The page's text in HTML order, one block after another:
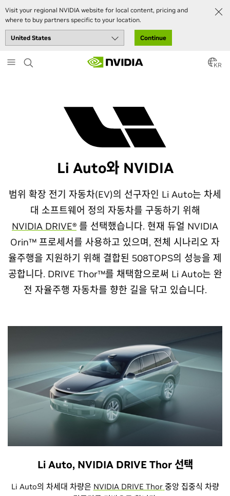
Visit your regional NVIDIA website for local content, pricing and
where to buy partners specific to your location.
Continue
to
KR
Li Auto와 NVIDIA
범위 확장 전기 자동차(EV)의 선구자인 Li Auto는 차세
대 소프트웨어 정의 자동차를 구동하기 위해
NVIDIA DRIVE® 를 선택했습니다. 현재 듀얼 NVIDIA
Orin™ 프로세서를 사용하고 있으며, 전체 시나리오 자
율주행을 지원하기 위해 결합된 508TOPS의 성능을 제
공합니다. DRIVE Thor™를 채택함으로써 Li Auto는 완
전 자율주행 자동차를 향한 길을 닦고 있습니다.
Li Auto, NVIDIA DRIVE Thor 선택
Li Auto의 차세대 차량은 NVIDIA DRIVE Thor 중앙 집중식 차량